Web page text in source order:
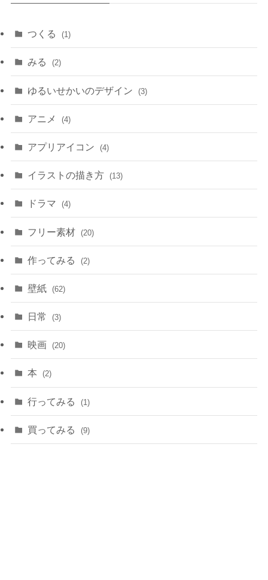
つくる (1)
みる (2)
ゆるいせかいのデザイン (3)
アニメ (4)
アプリアイコン (4)
イラストの描き方 (13)
ドラマ (4)
フリー素材 (20)
作ってみる (2)
壁紙 (62)
日常 (3)
映画 (20)
本 (2)
行ってみる (1)
買ってみる (9)